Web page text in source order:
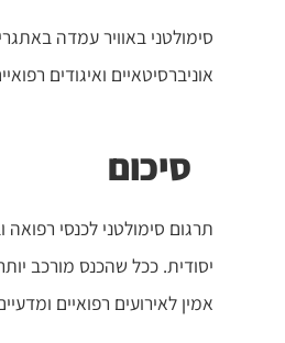
סימולטני באוויר עמדה
אוניברסיטאיים ואיגודים
סיכום
תרגום סימולטני לכנסי
יסודית. ככל שהכנס מורכב
אמין לאירועים רפואיים